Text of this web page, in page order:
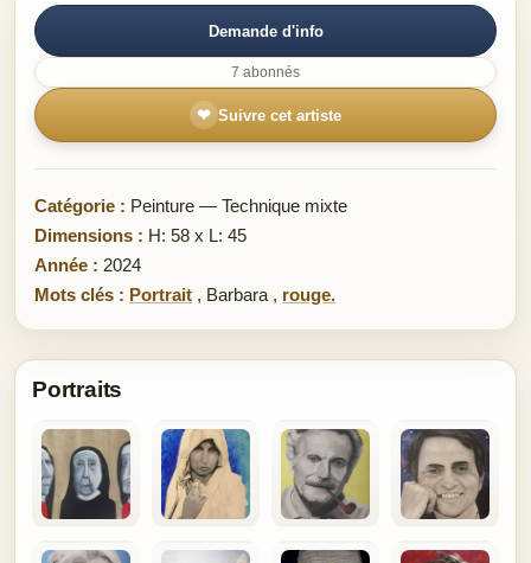
Demande d'info
7 abonnés
❤ Suivre cet artiste
Catégorie : Peinture — Technique mixte
Dimensions : H: 58 x L: 45
Année : 2024
Mots clés : Portrait , Barbara , rouge.
Portraits